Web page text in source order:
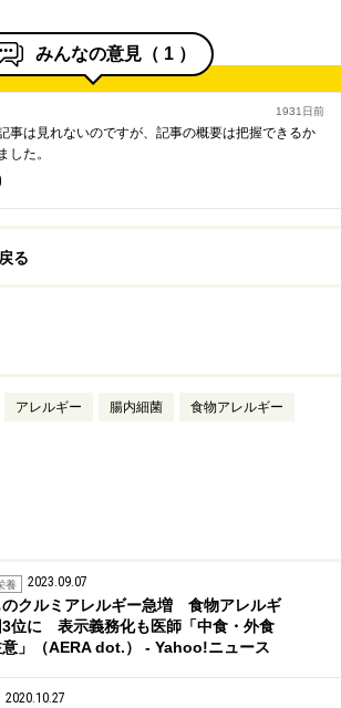
みんなの意見（ 1 ）
1931日前
事は見れないのですが、記事の概要は把握できるか
した。
る
アレルギー 腸内細菌 食物アレルギー
養 2023.09.07
のクルミアレルギー急増 食物アレルギ
3位に 表示義務化も医師「中食・外食
意」（AERA dot.） - Yahoo!ニュース
2020.10.27